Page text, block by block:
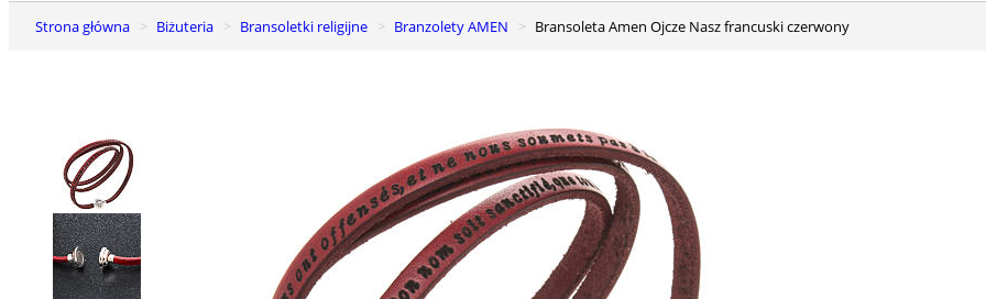
Strona główna Biżuteria Bransoletki religijne Branzolety AMEN Bransoleta Amen Ojcze Nasz francuski czerwony